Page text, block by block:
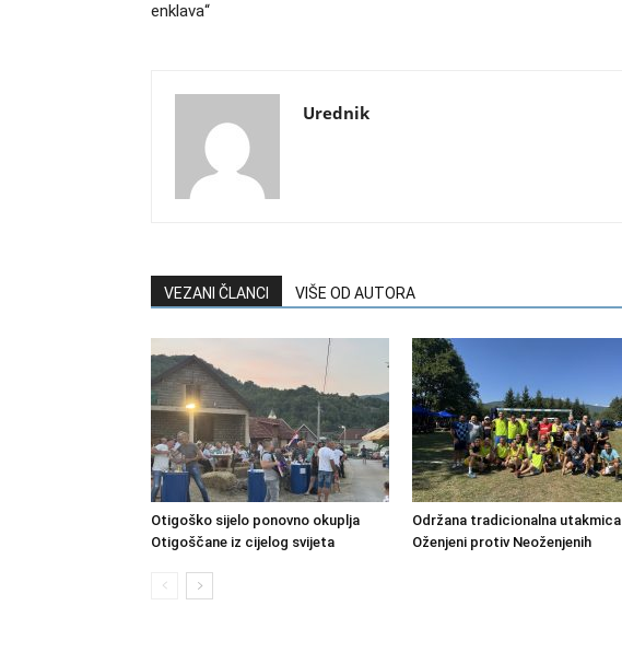
enklava“
Urednik
VEZANI ČLANCI VIŠE OD AUTORA
Otigoško sijelo ponovno okuplja
Otigoščane iz cijelog svijeta
Održana tradicionalna utakmica
Oženjeni protiv Neoženjenih